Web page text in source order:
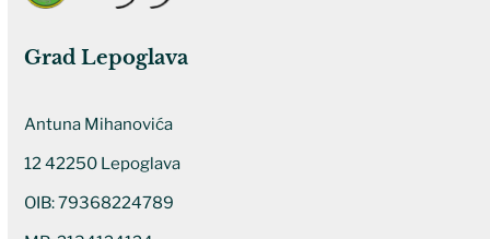
Grad Lepoglava
Antuna Mihanovića
12 42250 Lepoglava
OIB: 79368224789